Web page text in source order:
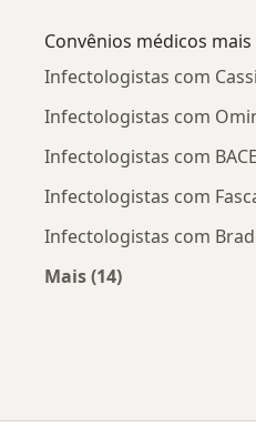
Convênios médicos
Infectologistas com
Infectologistas com
Infectologistas com
Infectologistas com
Infectologistas com
Mais (14)